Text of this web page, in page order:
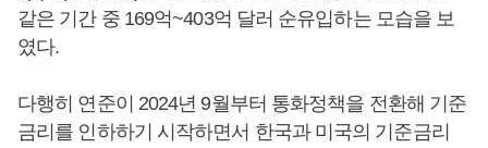
같은 기간 중 169억~403억 달러 순유입하는 모습을 보
였다.
다행히 연준이 2024년 9월부터 통화정책을 전환해 기준
금리를 인하하기 시작하면서 한국과 미국의 기준금리